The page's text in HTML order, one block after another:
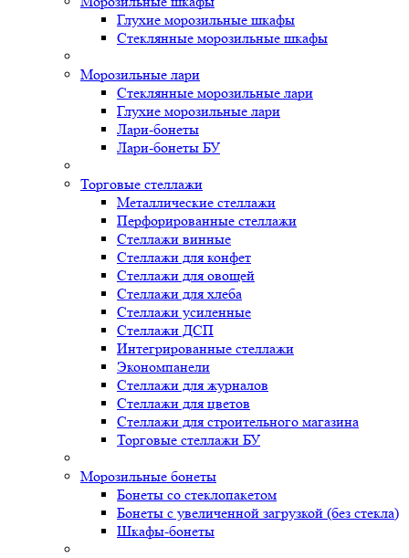
Глухие морозильные шкафы
Стеклянные морозильные шкафы
Морозильные лари
Стеклянные морозильные лари
Глухие морозильные лари
Лари-бонеты
Лари-бонеты БУ
Торговые стеллажи
Металлические стеллажи
Перфорированные стеллажи
Стеллажи винные
Стеллажи для конфет
Стеллажи для овощей
Стеллажи для хлеба
Стеллажи усиленные
Стеллажи ДСП
Интегрированные стеллажи
Экономпанели
Стеллажи для журналов
Стеллажи для цветов
Стеллажи для строительного магазина
Торговые стеллажи БУ
Морозильные бонеты
Бонеты со стеклопакетом
Бонеты с увеличенной загрузкой (без стекла)
Шкафы-бонеты